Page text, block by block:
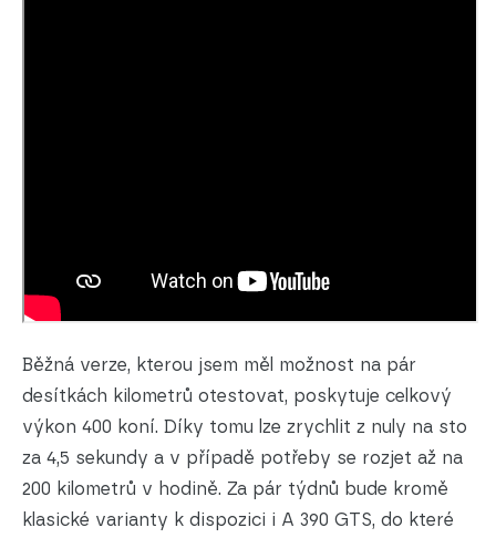
Běžná verze, kterou jsem měl možnost na pár
desítkách kilometrů otestovat, poskytuje celkový
výkon 400 koní. Díky tomu lze zrychlit z nuly na sto
za 4,5 sekundy a v případě potřeby se rozjet až na
200 kilometrů v hodině. Za pár týdnů bude kromě
klasické varianty k dispozici i A 390 GTS, do které